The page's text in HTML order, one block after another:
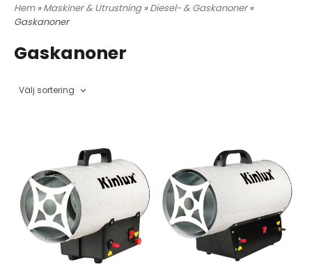
Hem»Maskiner & Utrustning»Diesel- & Gaskanoner»
Gaskanoner
Gaskanoner
Välj sortering